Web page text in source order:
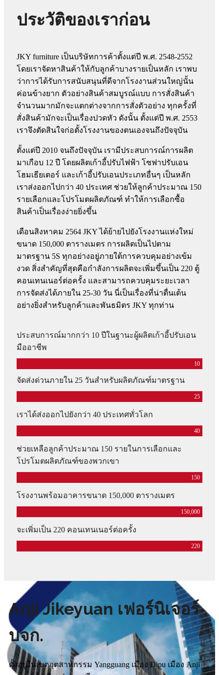
ประวัติของเราก่อน
JKY furniture เป็นบริษัทการค้าตั้งแต่ปี พ.ศ. 2548-2552
โดยเราจัดหาสินค้าให้กับลูกค้าบางรายเป็นหลัก เราพบ
ว่าการได้รับการสนับสนุนที่ดีจากโรงงานส่วนใหญ่นั้น
ค่อนข้างยาก ตัวอย่างสินค้าสมบูรณ์แบบ การสั่งสินค้า
จำนวนมากมักจะแตกต่างจากการสั่งตัวอย่าง ทุกครั้งที่
สั่งสินค้ามักจะเป็นเรื่องปวดหัว ดังนั้น ตั้งแต่ปี พ.ศ. 2553
เราจึงตัดสินใจก่อตั้งโรงงานของตนเองจนถึงปัจจุบัน
ตั้งแต่ปี 2010 จนถึงปัจจุบัน เรามีประสบการณ์การผลิต
มาเกือบ 12 ปี โดยผลิตเก้าอี้ปรับไฟฟ้า โซฟาปรับเอน
โฮมเธียเตอร์ และเก้าอี้ปรับเอนประเภทอื่นๆ เป็นหลัก
เราส่งออกไปกว่า 40 ประเทศ ช่วยให้ลูกค้าประมาณ 150
รายเลือกและโปรโมตผลิตภัณฑ์ ทำให้การเลือกซื้อ
สินค้าเป็นเรื่องง่ายยิ่งขึ้น
เดือนสิงหาคม 2564 JKY ได้ย้ายไปยังโรงงานแห่งใหม่
ขนาด 150,000 ตารางเมตร การผลิตเป็นไปตาม
มาตรฐาน 5S ทุกอย่างอยู่ภายใต้การควบคุมอย่างเข้ม
งวด สิ่งสำคัญที่สุดคือกำลังการผลิตจะเพิ่มขึ้นเป็น 220 ตู้
คอนเทนเนอร์ต่อครั้ง และสามารถควบคุมระยะเวลา
การจัดส่งได้ภายใน 25-30 วัน นี่เป็นเรื่องที่น่าตื่นเต้น
อย่างยิ่งสำหรับลูกค้าและพันธมิตร JKY ทุกท่าน
ประสบการณ์มากกว่า 10 ปีในฐานะผู้ผลิตเก้าอี้ปรับเอน
มืออาชีพ
10
จัดส่งด่วนภายใน 25 วันสำหรับผลิตภัณฑ์มาตรฐาน
25
เราได้ส่งออกไปยังกว่า 40 ประเทศทั่วโลก
40
ช่วยเหลือลูกค้าประมาณ 150 รายในการเลือกและ
โปรโมตผลิตภัณฑ์ของพวกเขา
150
โรงงานพร้อมอาคารขนาด 150,000 ตารางเมตร
150,000
จะเพิ่มเป็น 220 คอนเทนเนอร์ต่อครั้ง
220
Anji Jikeyuan เฟอร์นิเจอร์
บจก.
ตั้งอยู่ในเขตอุตสาหกรรม Yangguang เมือง Dipu เมือง Anji